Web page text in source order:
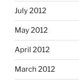
July 2012
May 2012
April 2012
March 2012